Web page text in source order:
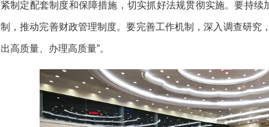
紧制定配套制度和保障措施，切实抓好法规贯彻实施。要持
制，推动完善财政管理制度。要完善工作机制，深入调查研究
出高质量、办理高质量”。